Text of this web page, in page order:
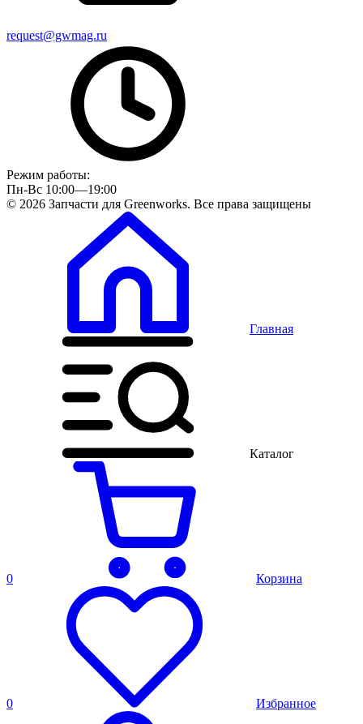
request@gwmag.ru
Режим работы:
Пн-Вс 10:00—19:00
© 2026 Запчасти для Greenworks. Все права защищены
Главная
Каталог
0 Корзина
0 Избранное